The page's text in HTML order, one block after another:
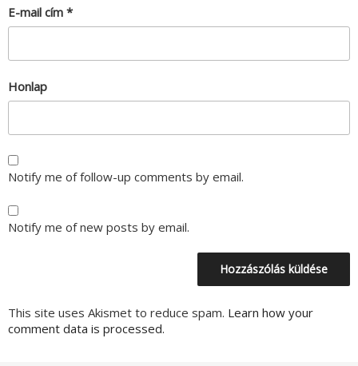
E-mail cím *
Honlap
Notify me of follow-up comments by email.
Notify me of new posts by email.
This site uses Akismet to reduce spam. Learn how your
comment data is processed.